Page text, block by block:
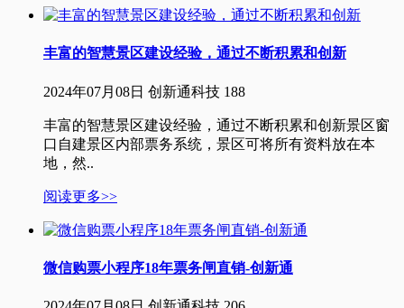
丰富的智慧景区建设经验，通过不断积累和创新
2024年07月08日 创新通科技 188
丰富的智慧景区建设经验，通过不断积累和创新景区窗
口自建景区内部票务系统，景区可将所有资料放在本
地，然..
阅读更多>>
微信购票小程序18年票务闸直销-创新通